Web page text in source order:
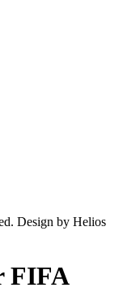
Design by Helios
FIFA